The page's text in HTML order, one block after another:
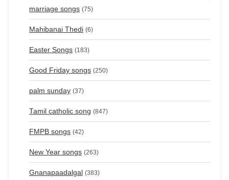
marriage songs (75)
Mahibanai Thedi (6)
Easter Songs (183)
Good Friday songs (250)
palm sunday (37)
Tamil catholic song (847)
FMPB songs (42)
New Year songs (263)
Gnanapaadalgal (383)